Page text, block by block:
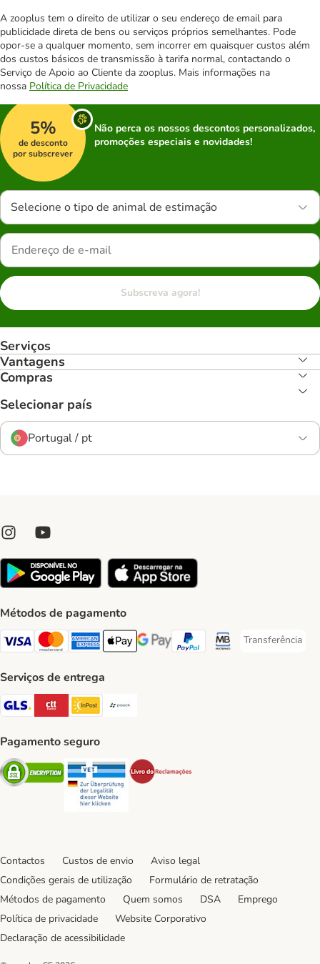
A zooplus tem o direito de utilizar o seu endereço de email para
publicidade direta de bens ou serviços próprios semelhantes. Pode
opor-se a qualquer momento, sem incorrer em quaisquer custos além
dos custos básicos de transmissão à tarifa normal, contactando o
Serviço de Apoio ao Cliente da zooplus. Mais informações na
nossa Política de Privacidade
5%
de desconto
por subscrever
Não perca os nossos descontos personalizados,
promoções especiais e novidades!
Selecione o tipo de animal de estimação
Subscreva agora!
Serviços
Vantagens
Compras
Selecionar país
Portugal / pt
Métodos de pagamento
Visa Payment Method
Mastercard Payment Method
American Express Payment Method
Apple Pay Payment Method
Google Pay Payment Method
PayPal Payment Method
Multibanco Payment
Transferência
Transferência
Serviços de entrega
GLS Shipping Method
CTTExpress Shipping Method
InPost Shipping Method
Pagamento seguro
Security Security
Contactos Custos de envio
Aviso legal
Condições gerais de utilização
Formulário de retratação
Métodos de pagamento
Quem somos DSA
Emprego
Política de privacidade
Website Corporativo
Declaração de acessibilidade